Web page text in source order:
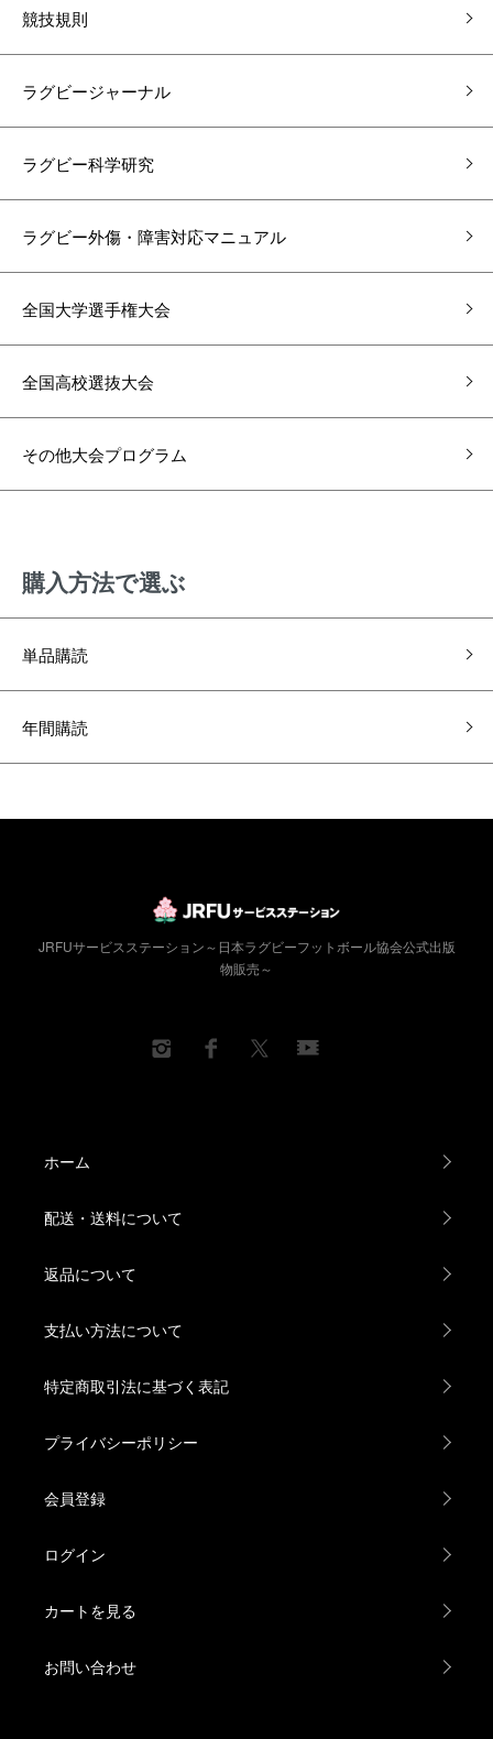
競技規則
ラグビージャーナル
ラグビー科学研究
ラグビー外傷・障害対応マニュアル
全国大学選手権大会
全国高校選抜大会
その他大会プログラム
購⼊⽅法で選ぶ
単品購読
年間購読
JRFUサービスステーション～日本ラグビーフットボール協会公式出版
物販売～
ホーム
配送・送料について
返品について
支払い方法について
特定商取引法に基づく表記
プライバシーポリシー
会員登録
ログイン
カートを見る
お問い合わせ